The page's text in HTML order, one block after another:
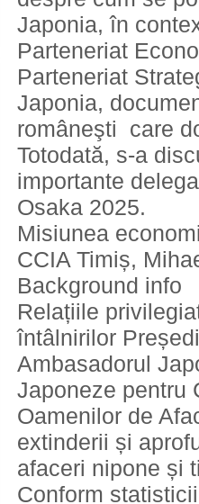
Japonia, în
Parteneriat
Parteneriat
Japonia,
româneşti care
Totodată, s-a
importante
Osaka 2025.
Misiunea
CCIA Timiș,
Background info
Relațiile
întâlnirilor
Ambasadorul
Japoneze pentru
Oamenilor de
extinderii și
afaceri nipone și
Conform